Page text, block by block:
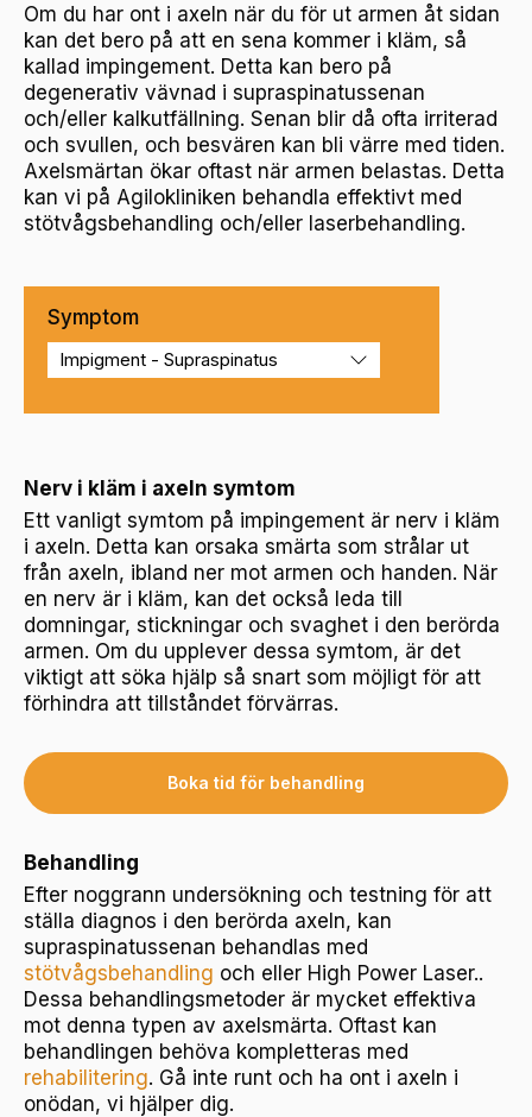
Om du har ont i axeln när du för ut armen åt sidan
kan det bero på att en sena kommer i kläm, så
kallad impingement. Detta kan bero på
degenerativ vävnad i supraspinatussenan
och/eller kalkutfällning. Senan blir då ofta irriterad
och svullen, och besvären kan bli värre med tiden.
Axelsmärtan ökar oftast när armen belastas. Detta
kan vi på Agilokliniken behandla effektivt med
stötvågsbehandling och/eller laserbehandling.
Symptom
Nerv i kläm i axeln symtom
Ett vanligt symtom på impingement är nerv i kläm
i axeln. Detta kan orsaka smärta som strålar ut
från axeln, ibland ner mot armen och handen. När
en nerv är i kläm, kan det också leda till
domningar, stickningar och svaghet i den berörda
armen. Om du upplever dessa symtom, är det
viktigt att söka hjälp så snart som möjligt för att
förhindra att tillståndet förvärras.
Boka tid för behandling
Behandling
Efter noggrann undersökning och testning för att
ställa diagnos i den berörda axeln, kan
supraspinatussenan behandlas med
stötvågsbehandling och eller High Power Laser..
Dessa behandlingsmetoder är mycket effektiva
mot denna typen av axelsmärta. Oftast kan
behandlingen behöva kompletteras med
rehabilitering. Gå inte runt och ha ont i axeln i
onödan, vi hjälper dig.